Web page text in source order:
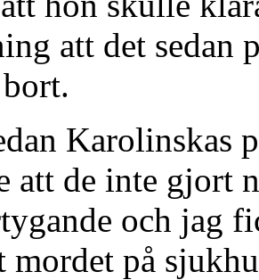
att det sedan
Karolinskas
att de inte gjort
och jag
på